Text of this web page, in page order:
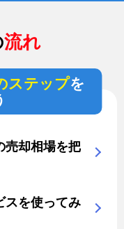
流れ
ステップを
売却相場を把
スを使ってみ